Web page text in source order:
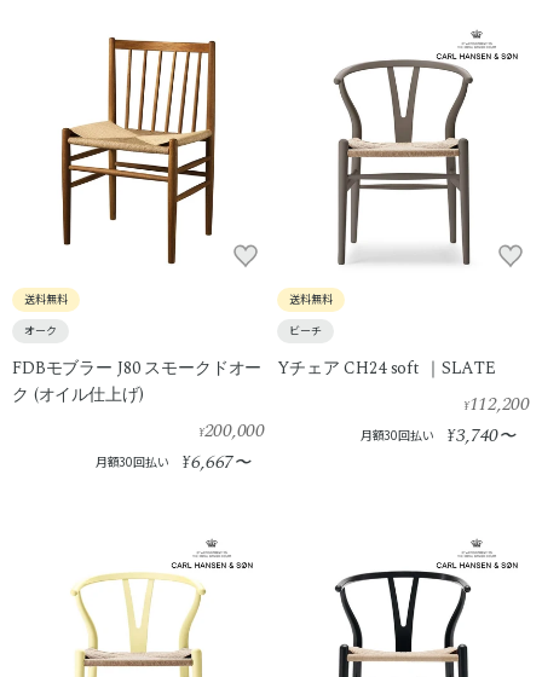
送料無料
オーク
FDBモブラー J80 スモークドオー
ク (オイル仕上げ)
¥200,000
月額30回払い ¥6,667〜
送料無料
ビーチ
Yチェア CH24 soft ｜SLATE
¥112,200
月額30回払い ¥3,740〜